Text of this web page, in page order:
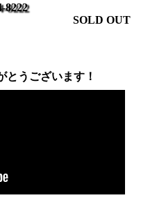
8222
SOLD OUT
とうございます！